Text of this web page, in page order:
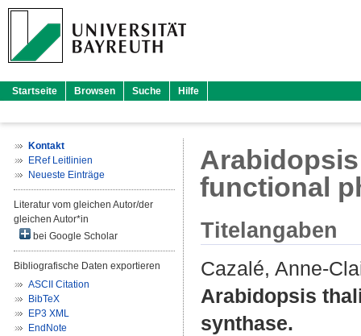
Startseite Browsen Suche Hilfe
Kontakt
ERef Leitlinien
Neueste Einträge
Literatur vom gleichen Autor/der
gleichen Autor*in
bei Google Scholar
Bibliografische Daten exportieren
ASCII Citation
BibTeX
EP3 XML
EndNote
functional
Titelangaben
Cazalé, Anne-
Arabidopsis
synthase.